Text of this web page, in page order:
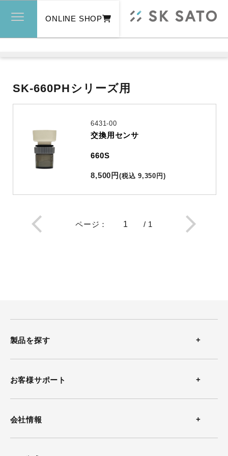
ONLINE SHOP
SK-660PHシリーズ用
6431-00
交換用センサ
660S
8,500 円(税込 9,350 円 )
ページ ： / 1
会社情報
お客様サポート
製品を探す